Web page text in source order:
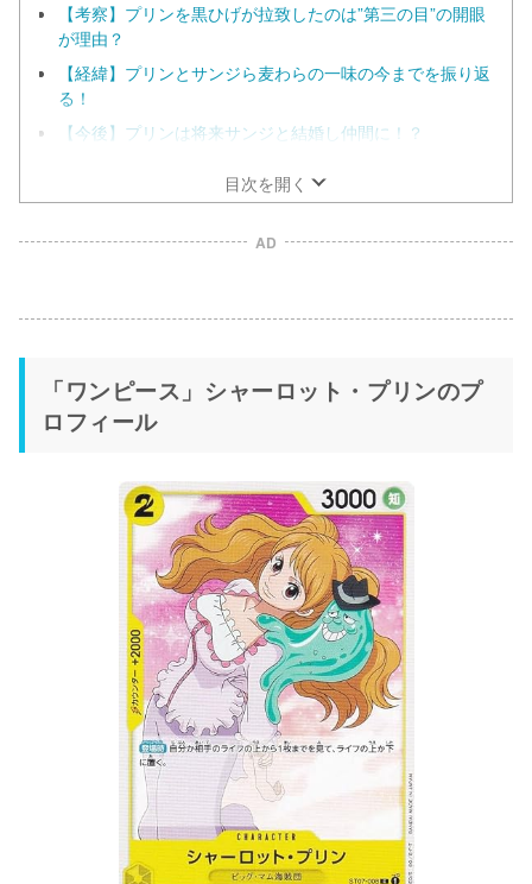
【考察】プリンを黒ひげが拉致したのは”第三の目”の開眼
が理由？
【経緯】プリンとサンジら麦わらの一味の今までを振り返
る！
【今後】プリンは将来サンジと結婚し仲間に！？
目次を開く
AD
「ワンピース」シャーロット・プリンのプ
ロフィール